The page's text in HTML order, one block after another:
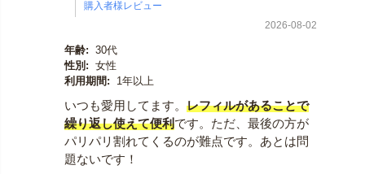
2026-08-02
年齢: 30代
性別: 女性
利用期間:
1年以上
いつも愛用してます。 レフィルがあることで
繰り返し使えて便利です。ただ、最後の方が
パリパリ割れてくるのが難点です。あとは問
題ないです！